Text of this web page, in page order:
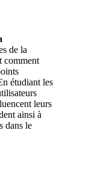
de la
comment
étudiant les
leurs
ainsi à
dans le